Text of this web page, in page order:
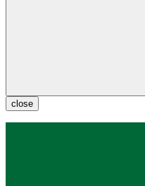
close